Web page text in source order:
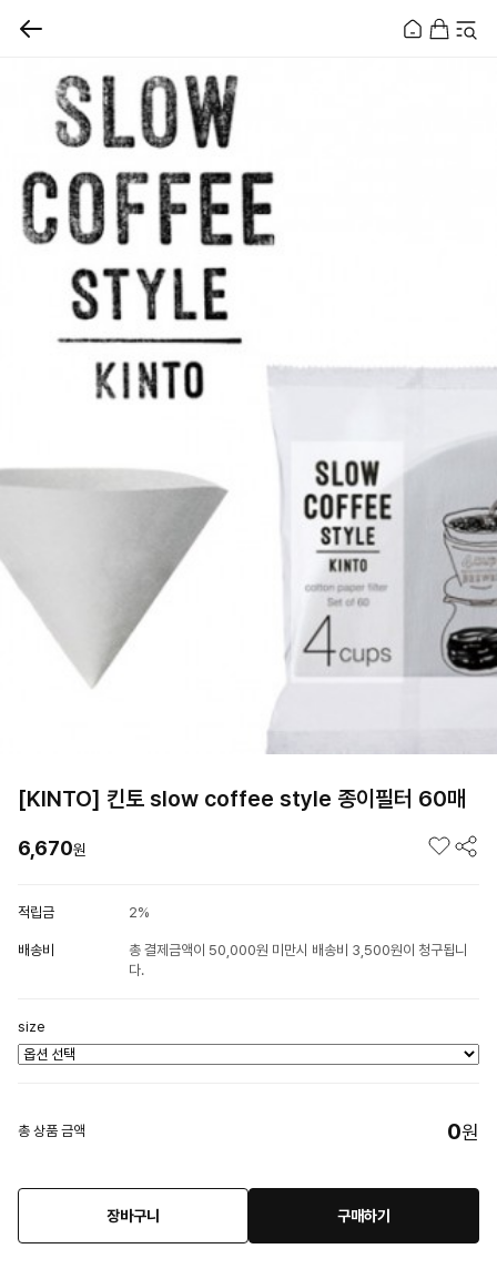
[KINTO] 킨토 slow coffee style 종이필터 60매
6,670원
적립금 2%
배송비
총 결제금액이 50,000원 미만시 배송비 3,500원이 청구됩니
다.
size
총 상품 금액 0원
장바구니 구매하기